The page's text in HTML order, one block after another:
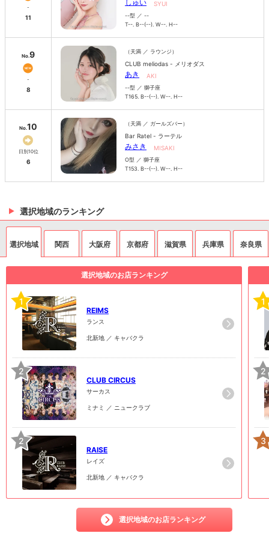
-
11
しゅい SYUI
--型 ／ --
T--. B--(--). W--. H--
No.9
-
8
（天満 ／ ラウンジ）
CLUB meliodas - メリオダス
あき AKI
--型 ／ 獅子座
T165. B--(--). W--. H--
No.10
日別10位
6
（天満 ／ ガールズバー）
Bar Ratel - ラーテル
みさき MISAKI
O型 ／ 獅子座
T153. B--(--). W--. H--
選択地域のランキング
選択地域 関西 大阪府 京都府 滋賀県 兵庫県 奈良県
選択地域のお店ランキング
1
REIMS
ランス
北新地 ／ キャバクラ
2
CLUB CIRCUS
サーカス
ミナミ ／ ニュークラブ
2
RAISE
レイズ
北新地 ／ キャバクラ
選択地域のお店ランキング
1
2
3